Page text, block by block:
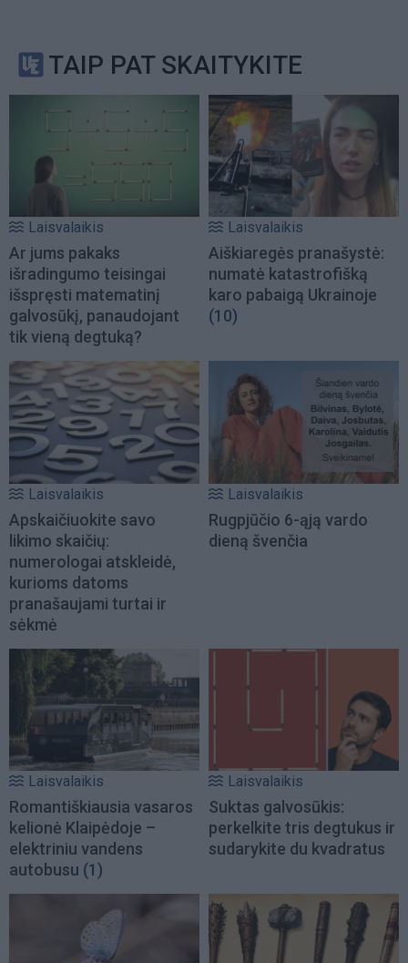
TAIP PAT SKAITYKITE
Laisvalaikis
Ar jums pakaks
išradingumo teisingai
išspręsti matematinį
galvosūkį, panaudojant
tik vieną degtuką?
Laisvalaikis
Aiškiaregės pranašystė:
numatė katastrofišką
karo pabaigą Ukrainoje
(10)
Laisvalaikis
Apskaičiuokite savo
likimo skaičių:
numerologai atskleidė,
kurioms datoms
pranašaujami turtai ir
sėkmė
Laisvalaikis
Rugpjūčio 6-ąją vardo
dieną švenčia
Laisvalaikis
Romantiškiausia vasaros
kelionė Klaipėdoje –
elektriniu vandens
autobusu (1)
Laisvalaikis
Suktas galvosūkis:
perkelkite tris degtukus ir
sudarykite du kvadratus